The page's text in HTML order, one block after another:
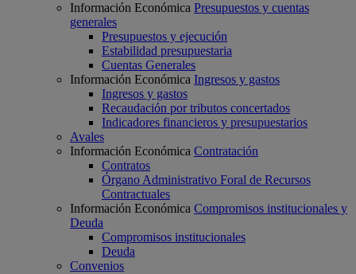
Información Económica Presupuestos y cuentas
generales
Presupuestos y ejecución
Estabilidad presupuestaria
Cuentas Generales
Información Económica Ingresos y gastos
Ingresos y gastos
Recaudación por tributos concertados
Indicadores financieros y presupuestarios
Avales
Información Económica Contratación
Contratos
Órgano Administrativo Foral de Recursos
Contractuales
Información Económica Compromisos institucionales y
Deuda
Compromisos institucionales
Deuda
Convenios